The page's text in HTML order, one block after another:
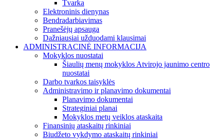
Tvarka
Elektroninis dienynas
Bendradarbiavimas
Pranešėjų apsauga
Dažniausiai užduodami klausimai
ADMINISTRACINĖ INFORMACIJA
Mokyklos nuostatai
Šiaulių menų mokyklos Atvirojo jaunimo centro
nuostatai
Darbo tvarkos taisyklės
Administravimo ir planavimo dokumentai
Planavimo dokumentai
Strateginiai planai
Mokyklos metų veiklos ataskaita
Finansinių ataskaitų rinkiniai
Biudžeto vykdymo ataskaitų rinkiniai